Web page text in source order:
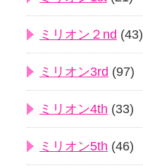
ミリオン２nd (43)
ミリオン3rd (97)
ミリオン4th (33)
ミリオン5th (46)